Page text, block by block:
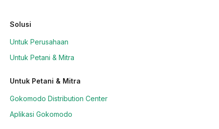
Solusi
Untuk Perusahaan
Untuk Petani & Mitra
Untuk Petani & Mitra
Gokomodo Distribution Center
Aplikasi Gokomodo